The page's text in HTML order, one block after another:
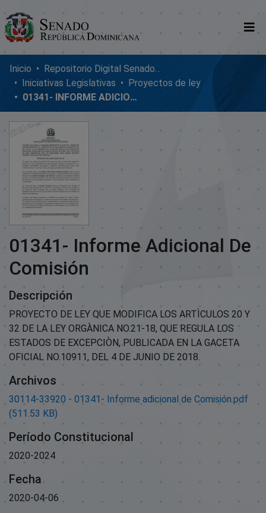
Comunidades
Glosario
Nosotros
Inicio
Repositorio Digital SenadoRD
Iniciativas Legislativas
Proyectos de ley
01341- INFORME ADICIONAL DE COMISIÓN
01341- Informe Adicional De
Comisión
Descripción
PROYECTO DE LEY QUE MODIFICA LOS ARTÌCULOS 20 Y
32 DE LA LEY ORGÀNICA NO.21-18, QUE REGULA LOS
ESTADOS DE EXCEPCIÒN, PUBLICADA EN LA GACETA
OFICIAL NO.10911, DEL 4 DE JUNIO DE 2018.
Archivos
30114-33920 - 01341- Informe adicional de Comisión.pdf
(511.53 KB)
Período Constitucional
2020-2024
Fecha
2020-04-06